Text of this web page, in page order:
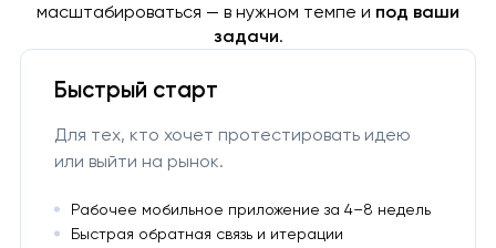
масштабироваться — в нужном темпе и под ваши
задачи.
Быстрый старт
Для тех, кто хочет протестировать идею
или выйти на рынок.
Рабочее мобильное приложение за 4–8 недель
Быстрая обратная связь и итерации